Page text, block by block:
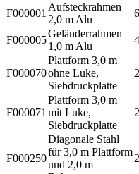
F000001
Aufsteckrahmen
2,0 m Alu
6
F000005
Geländerrahmen
1,0 m Alu
4
F000070
Plattform 3,0 m
ohne Luke,
Siebdruckplatte
2
F000071
Plattform 3,0 m
mit Luke,
Siebdruckplatte
2
F000250
Diagonale Stahl
für 3,0 m Plattform
und 2,0 m
2